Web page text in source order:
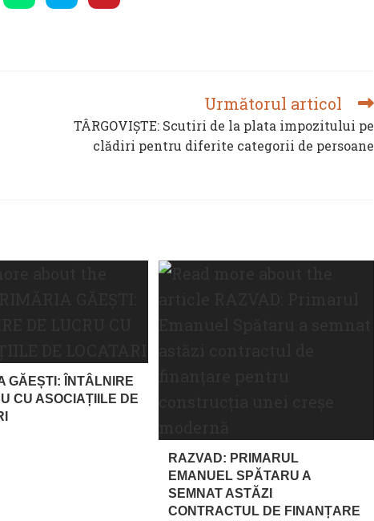
in in in
Următorul articol
TÂRGOVIȘTE: Scutiri de la plata impozitului pe
clădiri pentru diferite categorii de persoane
GĂEȘTI: ÎNTÂLNIRE
CU ASOCIAȚIILE DE
RAZVAD: PRIMARUL
EMANUEL SPĂTARU A
SEMNAT ASTĂZI
CONTRACTUL DE FINANȚARE